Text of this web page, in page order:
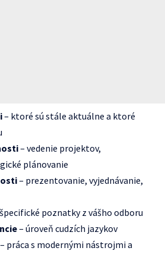
– ktoré sú stále aktuálne a ktoré
– vedenie projektov,
plánovanie
– prezentovanie, vyjednávanie,
poznatky z vášho odboru
– úroveň cudzích jazykov
– práca s modernými nástrojmi a